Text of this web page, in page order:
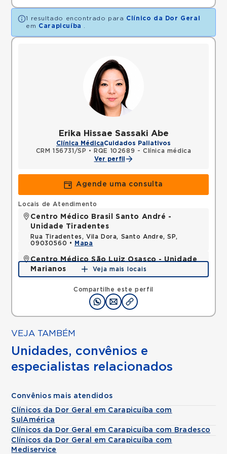
1 resultado encontrado para Clínico da Dor Geral
em Carapicuíba
Erika Hissae Sassaki Abe
Clínica MédicaCuidados Paliativos
CRM 156731/SP •
RQE 102689 - Clínica médica
Ver perfil
Agende uma consulta
Compartilhe este perfil
Locais de Atendimento
Centro Médico Brasil Santo André -
Unidade Tiradentes
Rua Tiradentes, Vila Dora, Santo Andre, SP,
09030560 •
Mapa
Centro Médico São Luiz Osasco - Unidade
Marianos
Rua dos Marianos, Centro, Osasco, SP, 06016050 •
Veja mais locais
VEJA TAMBÉM
Unidades, convênios e
especialistas relacionados
Convênios mais atendidos
Clínicos da Dor Geral em Carapicuíba com
SulAmérica
Clínicos da Dor Geral em Carapicuíba com Bradesco
Clínicos da Dor Geral em Carapicuíba com
Mediservice